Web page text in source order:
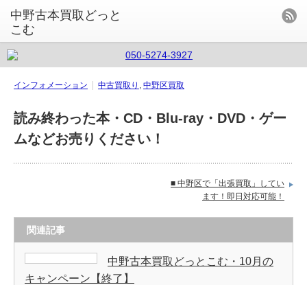
中野古本買取どっと
こむ
インフォメーション 中古買取り , 中野区買取
読み終わった本・CD・Blu-ray・DVD・ゲー
ムなどお売りください！
■ 中野区で「出張買取」してい
ます！即日対応可能！
関連記事
中野古本買取どっとこむ・10月の
キャンペーン【終了】